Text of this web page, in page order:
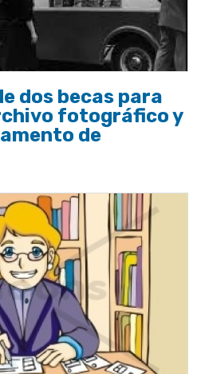
dos becas para
fotográfico y
de